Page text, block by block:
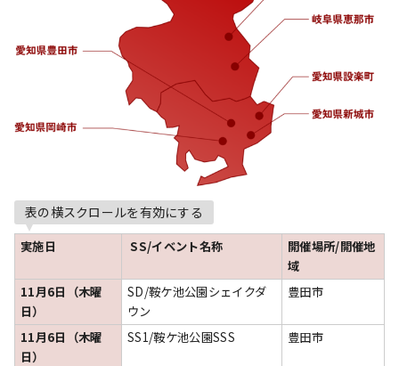
表の横スクロールを有効にする
実施日 SS/イベント名称
開催場所/開催地
域
11月6日（木曜
日）
SD/鞍ケ池公園シェイクダ
ウン
豊田市
11月6日（木曜
日）
SS1/鞍ケ池公園SSS 豊田市